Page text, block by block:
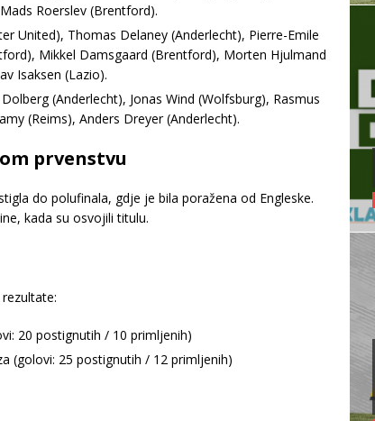
Roerslev (Brentford).
United), Thomas Delaney (Anderlecht), Pierre-Emile
Mikkel Damsgaard (Brentford), Morten Hjulmand
Isaksen (Lazio).
(Anderlecht), Jonas Wind (Wolfsburg), Rasmus
(Reims), Anders Dreyer (Anderlecht).
prvenstvu
do polufinala, gdje je bila poražena od Engleske.
kada su osvojili titulu.
20 postignutih / 10 primljenih)
(golovi: 25 postignutih / 12 primljenih)